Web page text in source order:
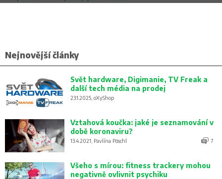
Nejnovější články
Svět hardware, Digimanie, TV Freak a
další tech média na prodej
23.1.2025, oXyShop
Vztahová koučka: jaké je seznamování v
době koronaviru?
13.4.2021, Pavlína Pöschl 7
Všeho s mírou: fitness trackery mohou
negativně ovlivnit psychiku